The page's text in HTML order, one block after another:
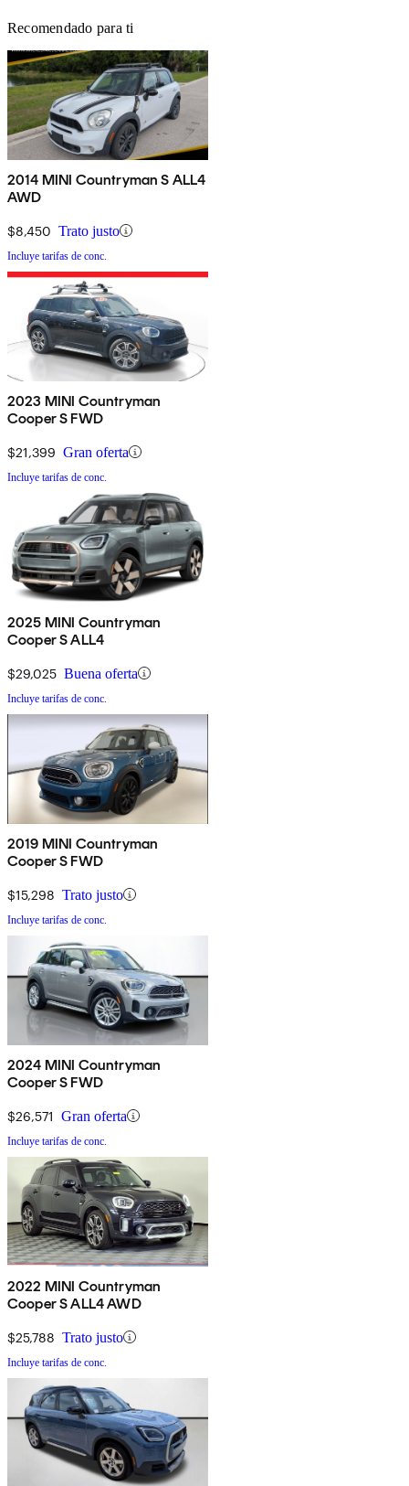
Recomendado para ti
2014 MINI Countryman S ALL4
AWD
$8,450 Trato justo
Incluye tarifas de conc.
2023 MINI Countryman
Cooper S FWD
$21,399 Gran oferta
Incluye tarifas de conc.
2025 MINI Countryman
Cooper S ALL4
$29,025 Buena oferta
Incluye tarifas de conc.
2019 MINI Countryman
Cooper S FWD
$15,298 Trato justo
Incluye tarifas de conc.
2024 MINI Countryman
Cooper S FWD
$26,571 Gran oferta
Incluye tarifas de conc.
2022 MINI Countryman
Cooper S ALL4 AWD
$25,788 Trato justo
Incluye tarifas de conc.